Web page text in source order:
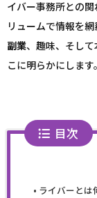
イバー事務所との関
リュームで情報を網
副業、趣味、そし
こに明らかにします。
目次
ライバーとは